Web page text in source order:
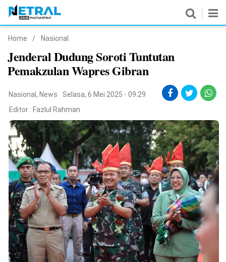
Nasional
Pemerintahan
Politik
Hukrim
Pendidikan
Peristiwa
Olahraga
Ekonomi
Memori
Home / Nasional
Jenderal Dudung Soroti Tuntutan
Pemakzulan Wapres Gibran
Nasional , News
Selasa, 6 Mei 2025 - 09:29
Editor : Fazlul Rahman